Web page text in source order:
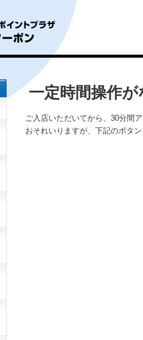
一定時間操作
ご入店いただいてから、30分間
おそれいりますが、下記のボタ